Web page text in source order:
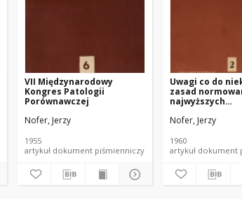
VII Międzynarodowy
Kongres Patologii
Porównawczej
Nofer, Jerzy
1955
artykuł dokument piśmienniczy
Uwagi co do
zasad
najwyższych
parametrów
Nofer, Jerzy
1960
artykuł